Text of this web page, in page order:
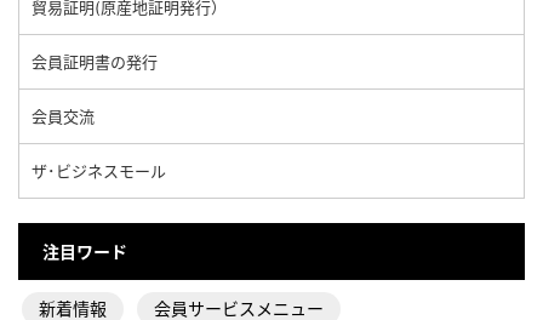
貿易証明(原産地証明発行）
会員証明書の発行
会員交流
ザ･ビジネスモール
注目ワード
新着情報 会員サービスメニュー